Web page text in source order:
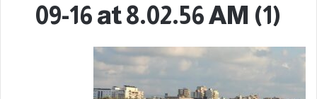
09-16 at 8.02.56 AM (1)